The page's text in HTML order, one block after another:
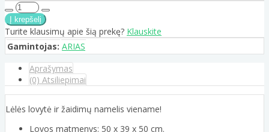
Turite klausimų apie šią prekę? Klauskite
Gamintojas: ARIAS
Aprašymas
(0) Atsiliepimai
Lėlės lovytė ir žaidimų namelis viename!
Lovos matmenys: 50 x 39 x 50 cm.